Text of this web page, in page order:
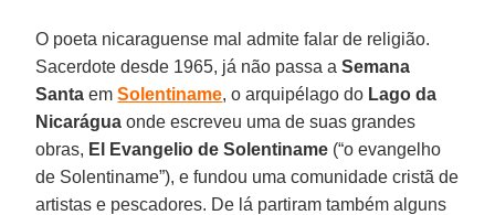
O poeta nicaraguense mal admite falar de religião.
Sacerdote desde 1965, já não passa aSemana
Santa emSolentiname, o arquipélago do Lago da
Nicarágua onde escreveu uma de suas grandes
obras, El Evangelio de Solentiname (“o evangelho
de Solentiname”), e fundou uma comunidade cristã de
artistas e pescadores. De lá partiram também alguns